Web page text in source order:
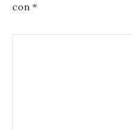
con *